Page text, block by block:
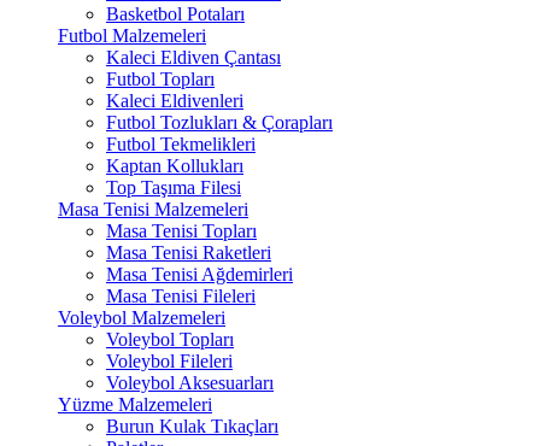
Basketbol Potaları
Futbol Malzemeleri
Kaleci Eldiven Çantası
Futbol Topları
Kaleci Eldivenleri
Futbol Tozlukları & Çorapları
Futbol Tekmelikleri
Kaptan Kollukları
Top Taşıma Filesi
Masa Tenisi Malzemeleri
Masa Tenisi Topları
Masa Tenisi Raketleri
Masa Tenisi Ağdemirleri
Masa Tenisi Fileleri
Voleybol Malzemeleri
Voleybol Topları
Voleybol Fileleri
Voleybol Aksesuarları
Yüzme Malzemeleri
Burun Kulak Tıkaçları